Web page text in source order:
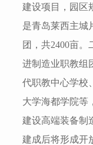
建设项目，园区
是青岛莱西主城
团，共2400亩
进制造业职教组
代职教中心学校
大学海都学院等
建设高端装备制
建成后将形成开